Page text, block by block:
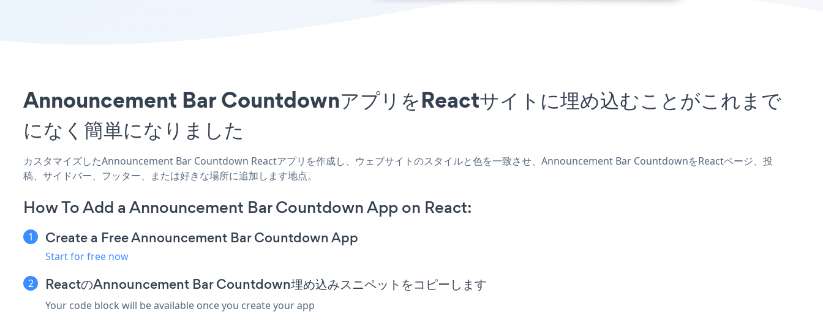
Announcement Bar CountdownアプリをReactサイトに埋め込むことがこれまで
になく簡単になりました
カスタマイズしたAnnouncement Bar Countdown Reactアプリを作成し、ウェブサイトのスタイルと色を一致させ、Announcement Bar CountdownをReactページ、投
稿、サイドバー、フッター、または好きな場所に追加します地点。
How To Add a Announcement Bar Countdown App on React:
Create a Free Announcement Bar Countdown App
Start for free now
ReactのAnnouncement Bar Countdown埋め込みスニペットをコピーします
Your code block will be available once you create your app